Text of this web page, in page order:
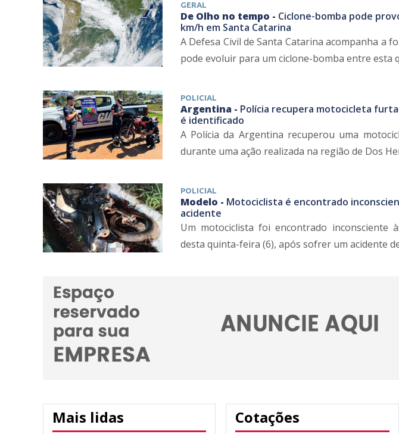
GERAL
De Olho no tempo - Ciclone-bomba pode
km/h em Santa Catarina
A Defesa Civil de Santa Catarina acompanha a
pode evoluir para um ciclone-bomba entre esta
POLICIAL
Argentina - Polícia recupera motocicleta
é identificado
A Polícia da Argentina recuperou uma
durante uma ação realizada na região de Dos
POLICIAL
Modelo - Motociclista é encontrado
acidente
Um motociclista foi encontrado inconsciente
desta quinta-feira (6), após sofrer um acidente
Mais lidas Cotações